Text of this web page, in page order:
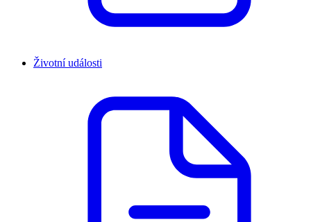
Životní události